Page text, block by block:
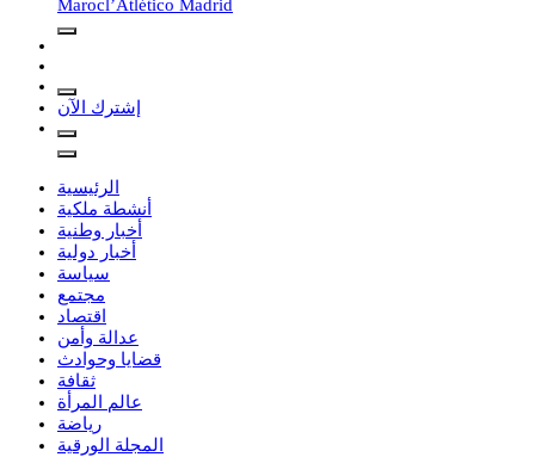
Marocl’Atlético Madrid
إشترك الآن
الرئيسية
أنشطة ملكية
أخبار وطنية
أخبار دولية
سياسة
مجتمع
اقتصاد
عدالة وأمن
قضايا وحوادث
ثقافة
عالم المرأة
رياضة
المجلة الورقية